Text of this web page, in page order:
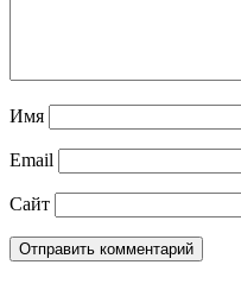
Имя
Email
Сайт